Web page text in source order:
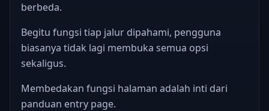
berbeda.
Begitu fungsi tiap jalur dipahami, pengguna
biasanya tidak lagi membuka semua opsi
sekaligus.
Membedakan fungsi halaman adalah inti dari
panduan entry page.